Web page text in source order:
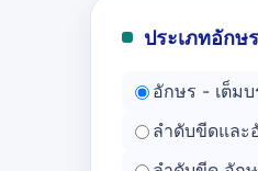
ประเภทอักษ
อักษร - เต็ม
ลำดับขีดและ